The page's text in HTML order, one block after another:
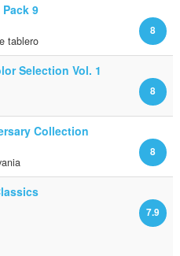
9
8
tablero
Selection Vol. 1
8
Collection
8
7.9